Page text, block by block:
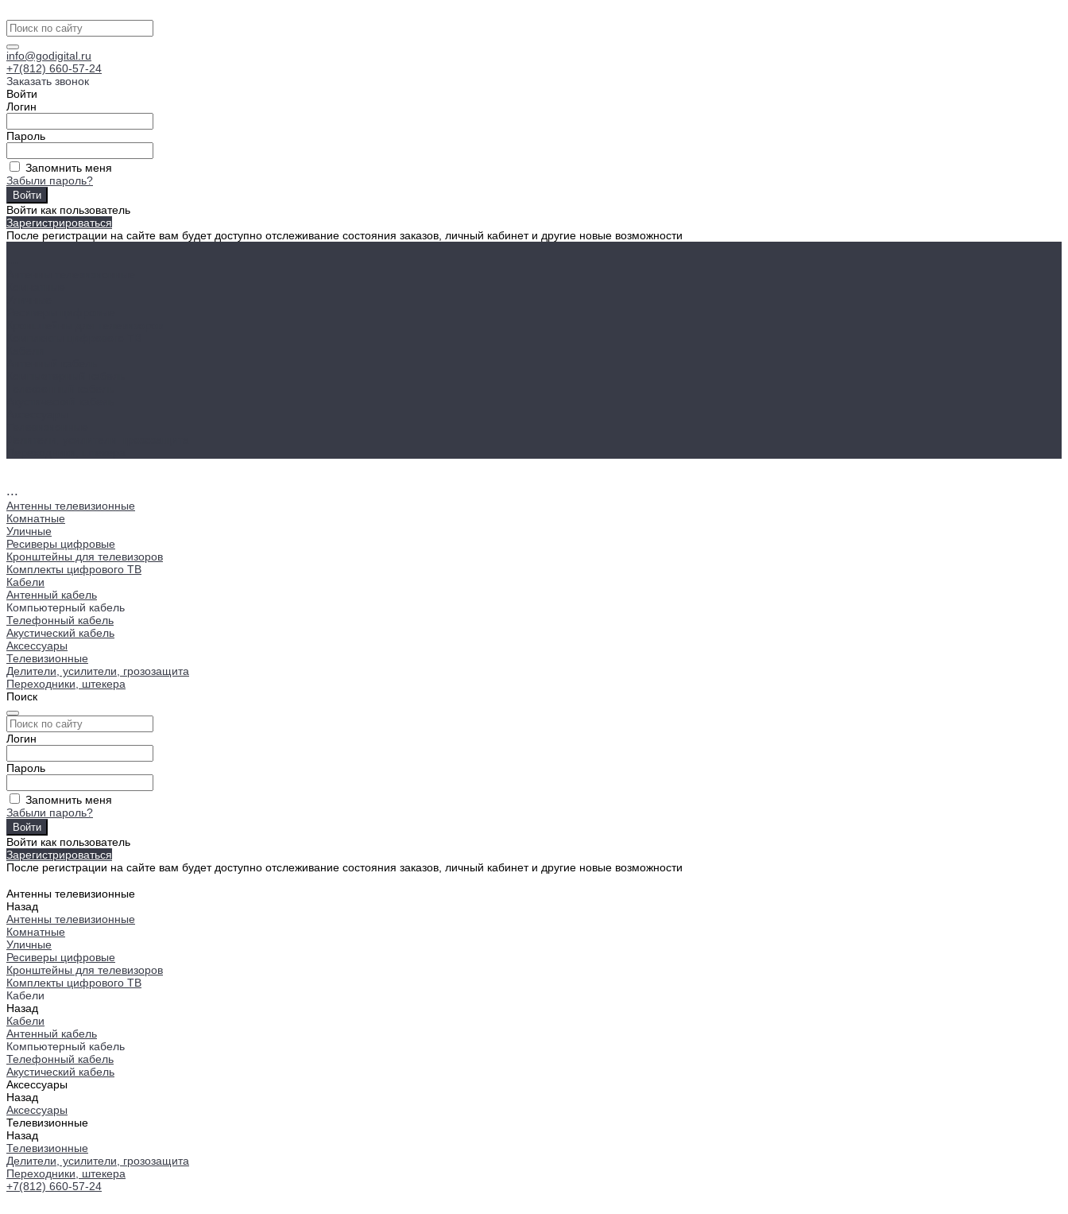
info@godigital.ru
+7(812) 660-57-24
Заказать звонок
Войти
Логин
Пароль
Запомнить меня
Забыли пароль?
Войти как пользователь
Зарегистрироваться
После регистрации на сайте вам будет доступно отслеживание состояния заказов, личный кабинет и другие новые возможности
...
Антенны телевизионные
Комнатные
Уличные
Ресиверы цифровые
Кронштейны для телевизоров
Комплекты цифрового ТВ
Кабели
Антенный кабель
Компьютерный кабель
Телефонный кабель
Акустический кабель
Аксессуары
Телевизионные
Делители, усилители, грозозащита
Переходники, штекера
Поиск
Логин
Пароль
Запомнить меня
Забыли пароль?
Войти как пользователь
Зарегистрироваться
После регистрации на сайте вам будет доступно отслеживание состояния заказов, личный кабинет и другие новые возможности
Антенны телевизионные
Назад
Антенны телевизионные
Комнатные
Уличные
Ресиверы цифровые
Кронштейны для телевизоров
Комплекты цифрового ТВ
Кабели
Назад
Кабели
Антенный кабель
Компьютерный кабель
Телефонный кабель
Акустический кабель
Аксессуары
Назад
Аксессуары
Телевизионные
Назад
Телевизионные
Делители, усилители, грозозащита
Переходники, штекера
+7(812) 660-57-24